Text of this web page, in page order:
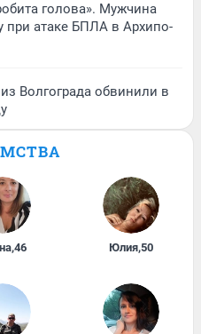
голова». Мужчина
при атаке БПЛА в Архипо-
Волгограда обвинили в
,46 Юлия,50